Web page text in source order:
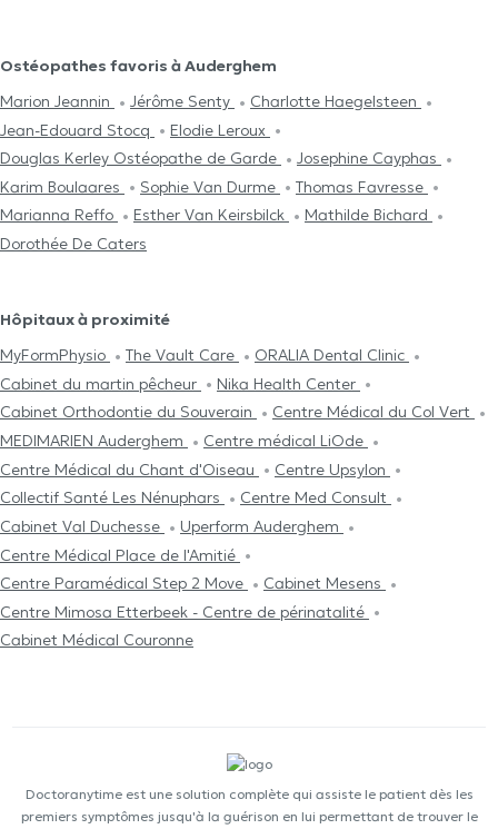
Ostéopathes favoris à Auderghem
Marion Jeannin
Jérôme Senty
Charlotte Haegelsteen
Jean-Edouard Stocq
Elodie Leroux
Douglas Kerley Ostéopathe de Garde
Josephine Cayphas
Karim Boulaares
Sophie Van Durme
Thomas Favresse
Marianna Reffo
Esther Van Keirsbilck
Mathilde Bichard
Dorothée De Caters
Hôpitaux à proximité
MyFormPhysio
The Vault Care
ORALIA Dental Clinic
Cabinet du martin pêcheur
Nika Health Center
Cabinet Orthodontie du Souverain
Centre Médical du Col Vert
MEDIMARIEN Auderghem
Centre médical LiOde
Centre Médical du Chant d'Oiseau
Centre Upsylon
Collectif Santé Les Nénuphars
Centre Med Consult
Cabinet Val Duchesse
Uperform Auderghem
Centre Médical Place de l'Amitié
Centre Paramédical Step 2 Move
Cabinet Mesens
Centre Mimosa Etterbeek - Centre de périnatalité
Cabinet Médical Couronne
Doctoranytime est une solution complète qui assiste le patient dès les
premiers symptômes jusqu'à la guérison en lui permettant de trouver le